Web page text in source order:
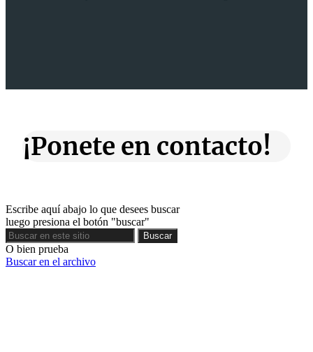
¡Ponete en contacto!
Escribe aquí abajo lo que desees buscar
luego presiona el botón "buscar"
Buscar
Buscar
O bien prueba
Buscar en el archivo